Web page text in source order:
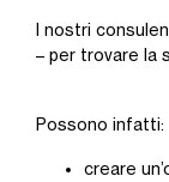
I nostri
– per trovare la
Possono infatti:
creare